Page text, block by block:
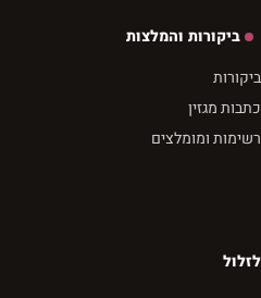
ביקורות והמלצות
ביקורות
כתבות מגזין
רשימות ומומלצים
לזלול